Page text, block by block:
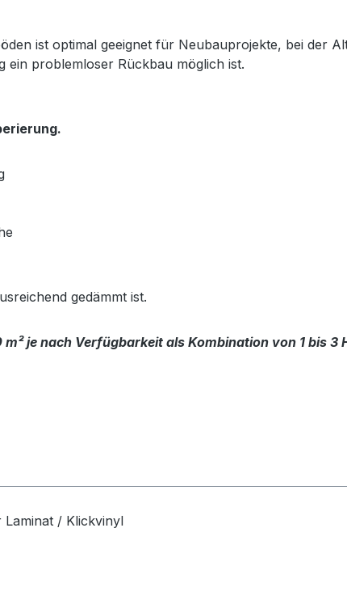
ist optimal geeignet für Neubauprojekte, bei der
ein problemloser Rückbau möglich ist.
gedämmt ist.
je nach Verfügbarkeit als Kombination von 1 bis 3